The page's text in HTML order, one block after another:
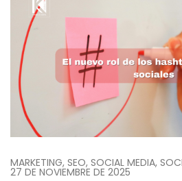
MARKETING, SEO, SOCIAL MEDIA,
27 DE NOVIEMBRE DE 2025